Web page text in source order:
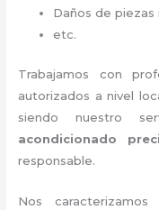
Daños de piezas
etc.
Trabajamos con
autorizados a nivel
siendo nuestro
acondicionado
responsable.
Nos